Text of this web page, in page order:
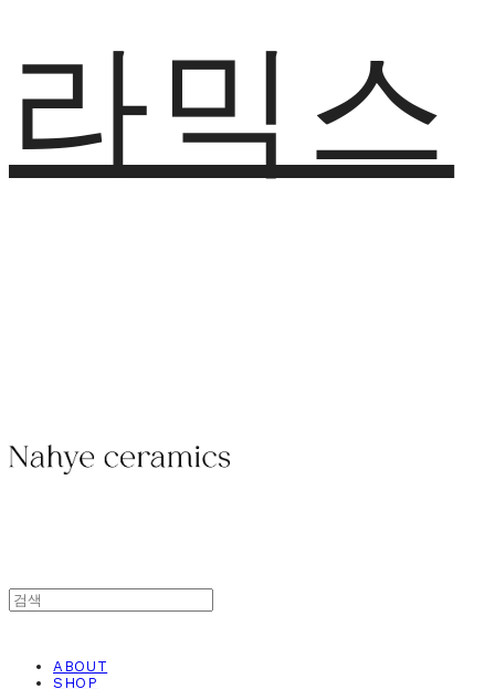
라믹스
ABOUT
SHOP